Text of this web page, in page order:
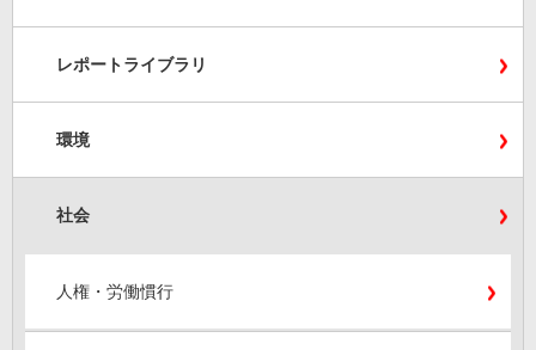
レポートライブラリ
環境
社会
人権・労働慣行